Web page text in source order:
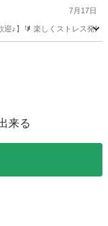
7月17日
♪】🔰 楽しくストレス発
来る